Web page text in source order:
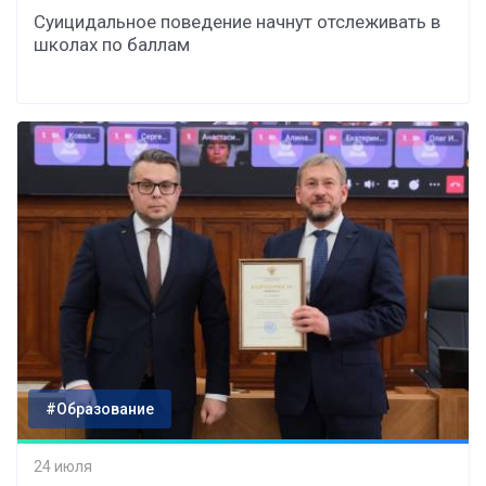
Суицидальное поведение начнут отслеживать в
школах по баллам
#Образование
24 июля